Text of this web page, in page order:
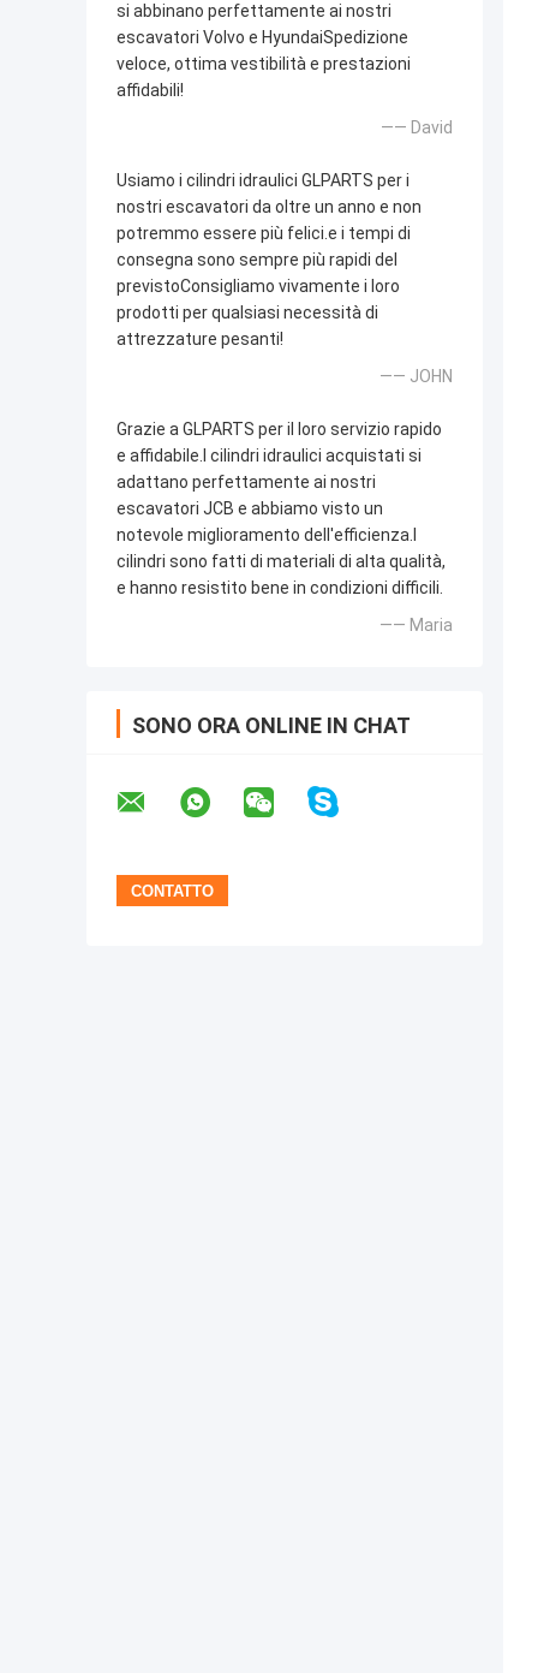
si abbinano perfettamente ai nostri
escavatori Volvo e HyundaiSpedizione
veloce, ottima vestibilità e prestazioni
affidabili!
—— David
Usiamo i cilindri idraulici GLPARTS per i
nostri escavatori da oltre un anno e non
potremmo essere più felici.e i tempi di
consegna sono sempre più rapidi del
previstoConsigliamo vivamente i loro
prodotti per qualsiasi necessità di
attrezzature pesanti!
—— JOHN
Grazie a GLPARTS per il loro servizio rapido
e affidabile.I cilindri idraulici acquistati si
adattano perfettamente ai nostri
escavatori JCB e abbiamo visto un
notevole miglioramento dell'efficienza.I
cilindri sono fatti di materiali di alta qualità,
e hanno resistito bene in condizioni difficili.
—— Maria
SONO ORA ONLINE IN CHAT